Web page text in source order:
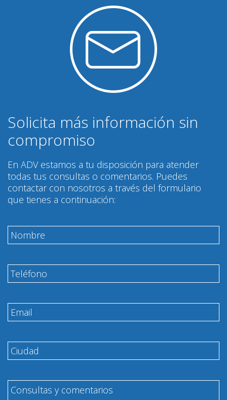
Solicita más información sin
compromiso
En ADV estamos a tu disposición para atender
todas tus consultas o comentarios. Puedes
contactar con nosotros a través del formulario
que tienes a continuación: